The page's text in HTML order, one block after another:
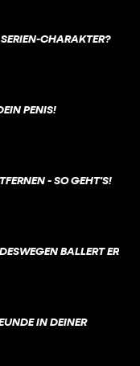
CHARAKTER?
PENIS!
- SO GEHT'S!
BALLERT ER
IN DEINER